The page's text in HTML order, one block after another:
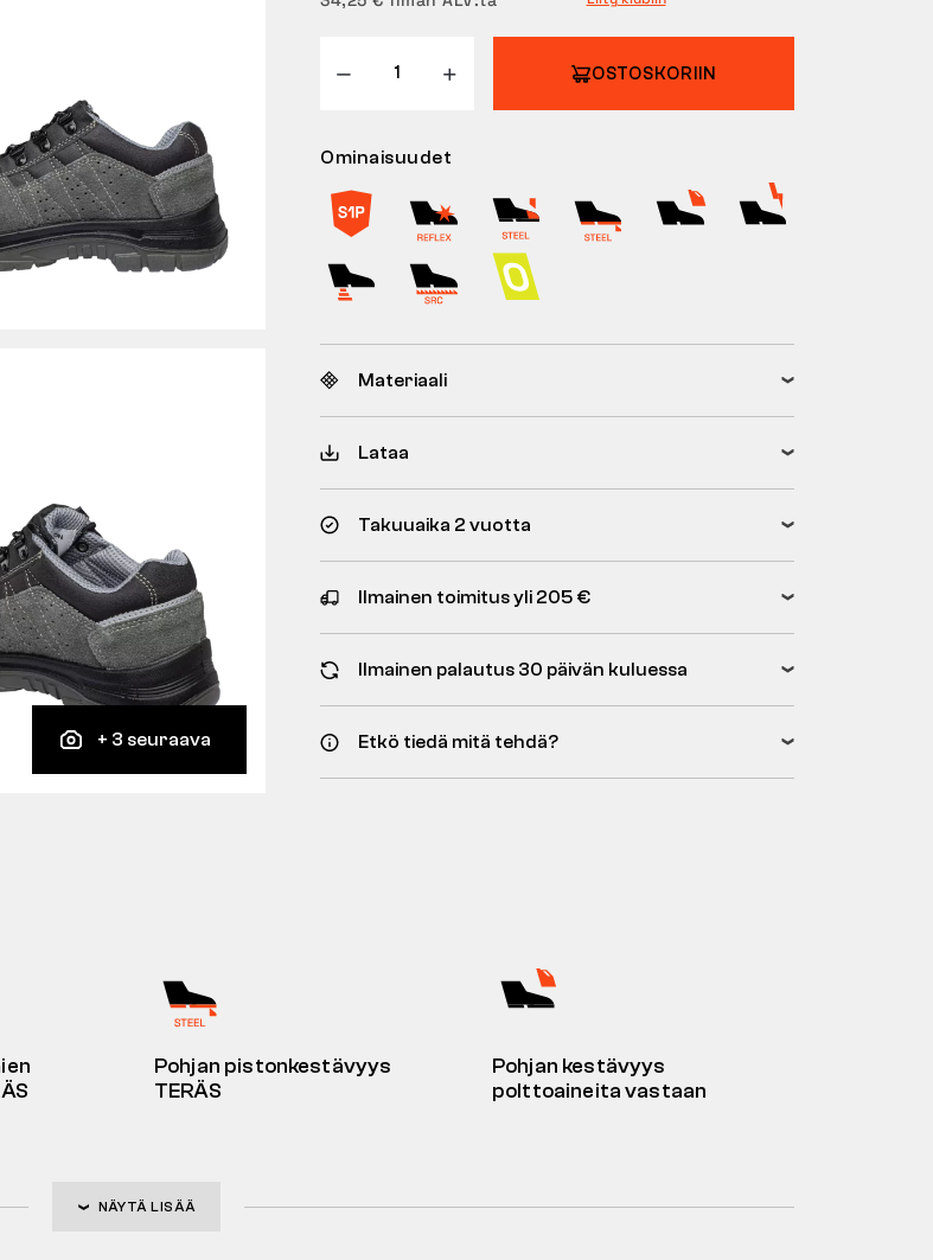
+ 3 seuraava
OSTOSKORIIN
Ominaisuudet
Materiaali
Lataa
Takuuaika 2 vuotta
Ilmainen toimitus yli 205 €
Ilmainen palautus 30 päivän kuluessa
Etkö tiedä mitä tehdä?
Pohjan pistonkestävyys
TERÄS
Pohjan kestävyys
polttoaineita vastaan
NÄYTÄ LISÄÄ